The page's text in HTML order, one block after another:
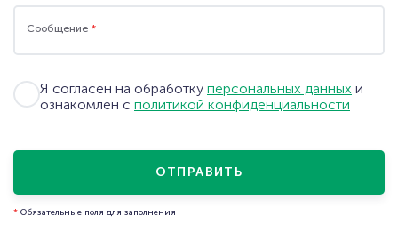
Сообщение *
Я согласен на обработку персональных данных и
ознакомлен с политикой конфиденциальности
ОТПРАВИТЬ
* Обязательные поля для заполнения